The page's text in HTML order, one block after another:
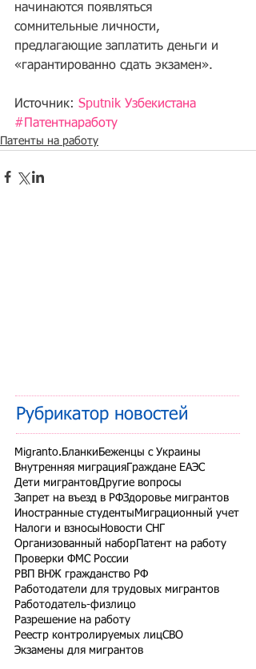
начинаются появляться
сомнительные личности,
предлагающие заплатить деньги и
«гарантированно сдать экзамен».
Источник: Sputnik Узбекистана
#Патентнаработу
Патенты на работу
Рубрикатор новостей
Migranto.Бланки Беженцы с Украины
Внутренняя миграцияГраждане ЕАЭС
Дети мигрантовДругие вопросы
Запрет на въезд в РФЗдоровье мигрантов
Иностранные студенты Миграционный учет
Налоги и взносы Новости СНГ
Организованный наборПатент на работу
Проверки ФМС России
РВП ВНЖ гражданство РФ
Работодатели для трудовых мигрантов
Работодатель-физлицо
Разрешение на работу
Реестр контролируемых лицСВО
Экзамены для мигрантов